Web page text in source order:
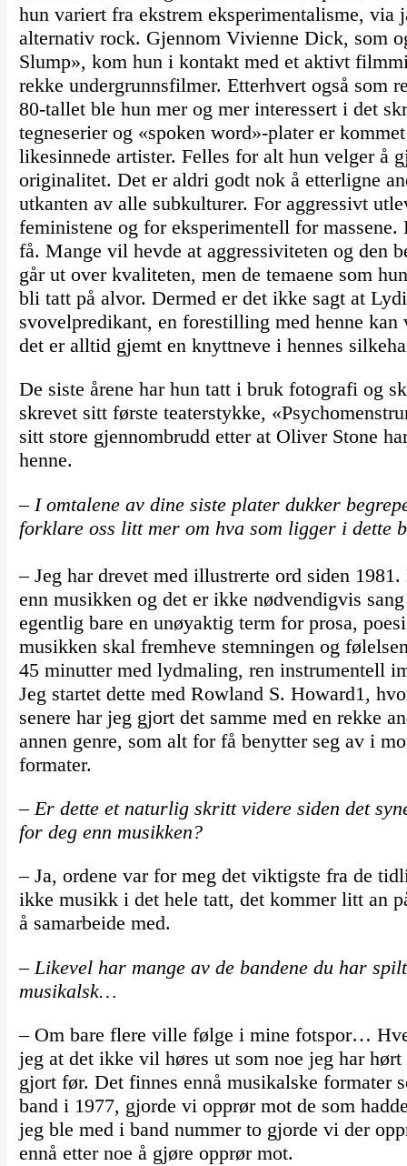
hun variert fra ekstrem eksperimentalisme, via
alternativ rock. Gjennom Vivienne Dick, som
Slump», kom hun i kontakt med et aktivt
rekke undergrunnsfilmer. Etterhvert også som
80-tallet ble hun mer og mer interessert i det
tegneserier og «spoken word»-plater er
likesinnede artister. Felles for alt hun velger å
originalitet. Det er aldri godt nok å etterligne
utkanten av alle subkulturer. For aggressivt
feministene og for eksperimentell for
få. Mange vil hevde at aggressiviteten og den
går ut over kvaliteten, men de temaene som
bli tatt på alvor. Dermed er det ikke sagt at
svovelpredikant, en forestilling med henne
det er alltid gjemt en knyttneve i hennes
De siste årene har hun tatt i bruk fotografi og
skrevet sitt første teaterstykke,
sitt store gjennombrudd etter at Oliver Stone
henne.
– I omtalene av dine siste plater dukker
forklare oss litt mer om hva som ligger i dette
– Jeg har drevet med illustrerte ord siden
enn musikken og det er ikke nødvendigvis
egentlig bare en unøyaktig term for prosa,
musikken skal fremheve stemningen og
45 minutter med lydmaling, ren instrumentell
Jeg startet dette med Rowland S. Howard1,
senere har jeg gjort det samme med en rekke
annen genre, som alt for få benytter seg av i
formater.
– Er dette et naturlig skritt videre siden det
for deg enn musikken?
– Ja, ordene var for meg det viktigste fra de
ikke musikk i det hele tatt, det kommer litt an
å samarbeide med.
– Likevel har mange av de bandene du har
musikalsk…
– Om bare flere ville følge i mine fotspor…
jeg at det ikke vil høres ut som noe jeg har
gjort før. Det finnes ennå musikalske formater
band i 1977, gjorde vi opprør mot de som
jeg ble med i band nummer to gjorde vi der
ennå etter noe å gjøre opprør mot.